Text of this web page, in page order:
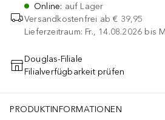
Online: auf Lager
Versandkostenfrei ab € 39,95
Lieferzeitraum: Fr., 14.08.2026 bis
IN DEN
Douglas-Filiale
Filialverfügbarkeit prüfen
PRODUKTINFORMATIONEN